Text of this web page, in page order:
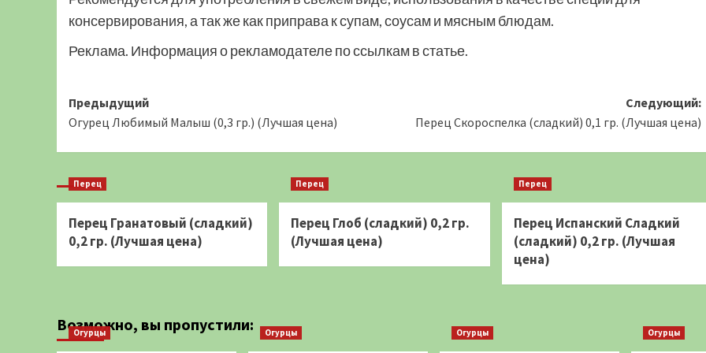
консервирования, а так же как приправа к супам, соусам и мясным блюдам.
Реклама. Информация о рекламодателе по ссылкам в статье.
Навигация
записи
Предыдущий
Огурец Любимый Малыш (0,3 гр.) (Лучшая цена)
Следующий:
Перец Скороспелка (сладкий) 0,1 гр. (Лучшая цена)
Перец
Перец Гранатовый (сладкий)
0,2 гр. (Лучшая цена)
Перец
Перец Глоб (сладкий) 0,2 гр.
(Лучшая цена)
Перец
Перец Испанский Сладкий
(сладкий) 0,2 гр. (Лучшая
цена)
Возможно, вы пропустили:
Огурцы Огурцы Огурцы Огурцы